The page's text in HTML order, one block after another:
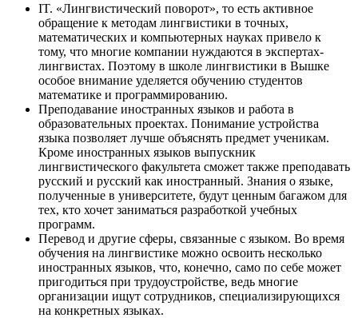
IT. «Лингвистический поворот», то есть активное
обращение к методам лингвистики в точных,
математических и компьютерных науках привело к
тому, что многие компании нуждаются в экспертах-
лингвистах. Поэтому в школе лингвистики в Вышке
особое внимание уделяется обучению студентов
математике и программированию.
Преподавание иностранных языков и работа в
образовательных проектах. Понимание устройства
языка позволяет лучше объяснять предмет ученикам.
Кроме иностранных языков выпускник
лингвистического факультета сможет также преподавать
русский и русский как иностранный. Знания о языке,
полученные в университете, будут ценным багажом для
тех, кто хочет заниматься разработкой учебных
программ.
Перевод и другие сферы, связанные с языком. Во время
обучения на лингвистике можно освоить несколько
иностранных языков, что, конечно, само по себе может
пригодиться при трудоустройстве, ведь многие
организации ищут сотрудников, специализирующихся
на конкретных языках.